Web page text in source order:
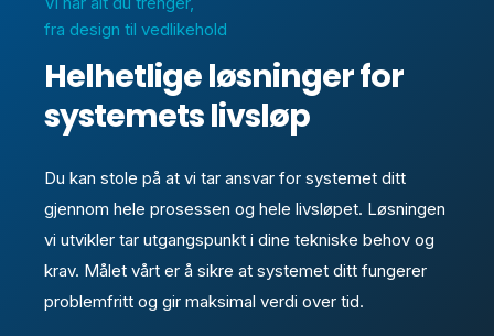
fra design til vedlikehold
Helhetlige løsninger for
systemets livsløp
Du kan stole på at vi tar ansvar for systemet ditt
gjennom hele prosessen og hele livsløpet. Løsningen
vi utvikler tar utgangspunkt i dine tekniske behov og
krav. Målet vårt er å sikre at systemet ditt fungerer
problemfritt og gir maksimal verdi over tid.